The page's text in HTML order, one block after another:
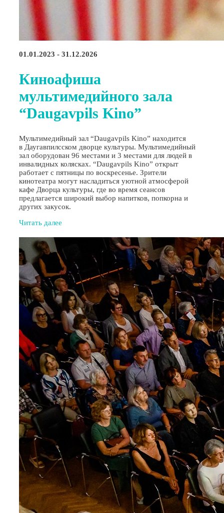
01.01.2023 - 31.12.2026
Киноафиша
мультимедийного зала
“Daugavpils Kino”
Мультимедийный зал “Daugavpils Kino” находится
в Даугавпилсском дворце культуры. Мультимедийный
зал оборудован 96 местами и 3 местами для людей в
инвалидных колясках. “Daugavpils Kino” открыт
работает с пятницы по воскресенье. Зрители
кинотеатра могут насладиться уютной атмосферой
кафе Дворца культуры, где во время сеансов
предлагается широкий выбор напитков, попкорна и
других закусок.
Читать далее